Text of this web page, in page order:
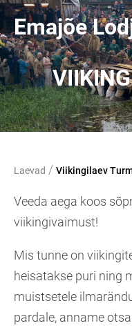
Emajõe
Laevad / Viikingilaev
Veeda aega koos
viikingivaimust!
Mis tunne on
heisatakse puri ning
muistsetele
pardale, anname